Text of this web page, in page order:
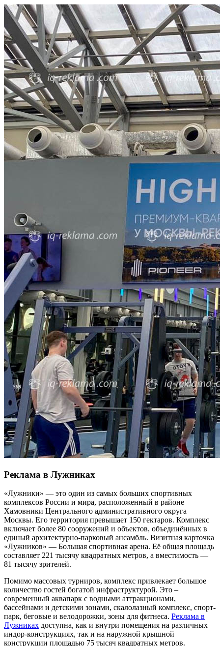
Реклама в Лужниках
«Лужники» — это один из самых больших спортивных
комплексов России и мира, расположенный в районе
Хамовники Центрального административного округа
Москвы. Его территория превышает 150 гектаров. Комплекс
включает более 80 сооружений и объектов, объединённых в
единый архитектурно-парковый ансамбль. Визитная карточка
«Лужников» — Большая спортивная арена. Её общая площадь
составляет 221 тысячу квадратных метров, а вместимость —
81 тысячу зрителей.
Помимо массовых турниров, комплекс привлекает большое
количество гостей богатой инфраструктурой. Это –
современный аквапарк с водными аттракционами,
бассейнами и детскими зонами, скалолазный комплекс, спорт-
парк, беговые и велодорожки, зоны для фитнеса. Реклама в
Лужниках доступна, как и внутри помещения на различных
индор-конструкциях, так и на наружной крышной
конструкции площадью 75 тысяч квадратных метров.